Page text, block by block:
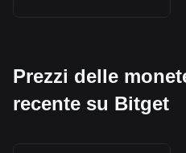
Prezzi delle
recente su Bitget